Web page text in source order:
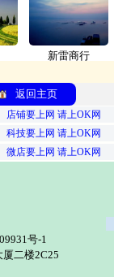
新雷商行
返回主页
店铺要上网 请上OK网
科技要上网 请上OK网
微店要上网 请上OK网
号-1
二楼2C25